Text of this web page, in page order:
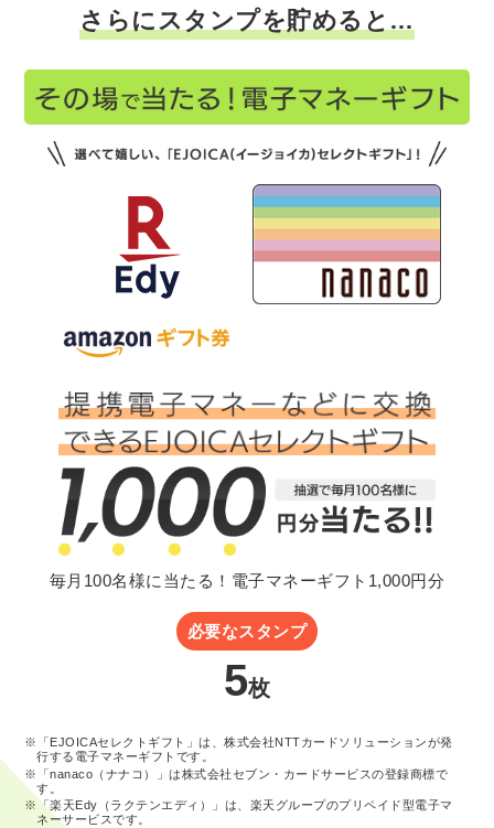
さらにスタンプを貯めると…
毎月100名様に当たる！電子マネーギフト1,000円分
必要なスタンプ
5枚
※「EJOICAセレクトギフト」は、株式会社NTTカードソリューションが発
行する電子マネーギフトです。
※「nanaco（ナナコ）」は株式会社セブン・カードサービスの登録商標で
す。
※「楽天Edy（ラクテンエディ）」は、楽天グループのプリペイド型電子マ
ネーサービスです。